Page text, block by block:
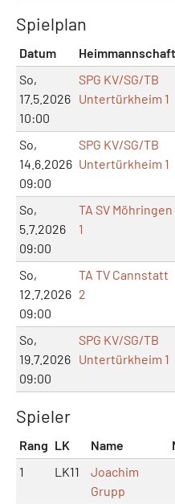
Spielplan
Datum Heimmannschaft
So,
17.5.2026
10:00
SPG KV/SG/TB
Untertürkheim 1
So,
14.6.2026
09:00
SPG KV/SG/TB
Untertürkheim 1
So,
5.7.2026
09:00
TA SV Möhringen
1
So,
12.7.2026
09:00
TA TV Cannstatt
2
So,
19.7.2026
09:00
SPG KV/SG/TB
Untertürkheim 1
Spieler
Rang LK Name
1
LK11
Joachim
Grupp